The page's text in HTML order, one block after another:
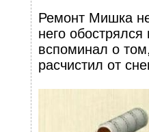
Ремонт Мишка
него
вспоминал о
расчистил от